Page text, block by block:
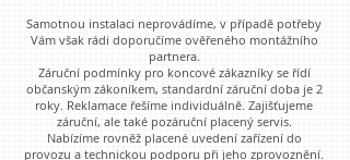
Samotnou instalaci neprovádíme, v případě potřeby
Vám však rádi doporučíme ověřeného montážního
partnera.
Záruční podmínky pro koncové zákazníky se řídí
občanským zákoníkem, standardní záruční doba je 2
roky. Reklamace řešíme individuálně. Zajišťujeme
záruční, ale také pozáruční placený servis.
Nabízíme rovněž placené uvedení zařízení do
provozu a technickou podporu při jeho zprovoznění.